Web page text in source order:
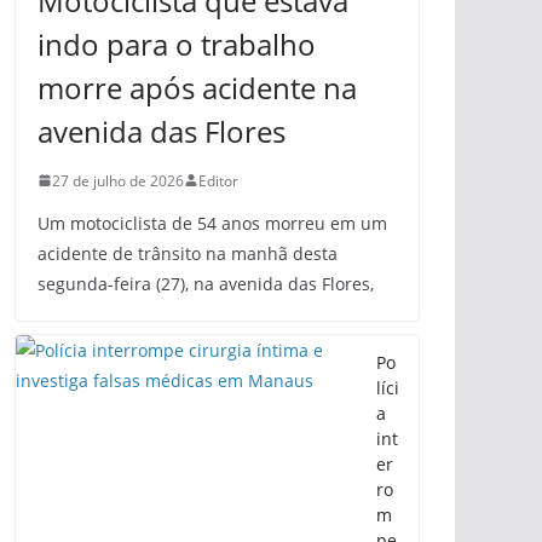
indo para o trabalho
morre após acidente na
avenida das Flores
27 de julho de 2026 Editor
Um motociclista de 54 anos morreu em um
acidente de trânsito na manhã desta
segunda-feira (27), na avenida das Flores,
Po
líci
a
int
er
ro
m